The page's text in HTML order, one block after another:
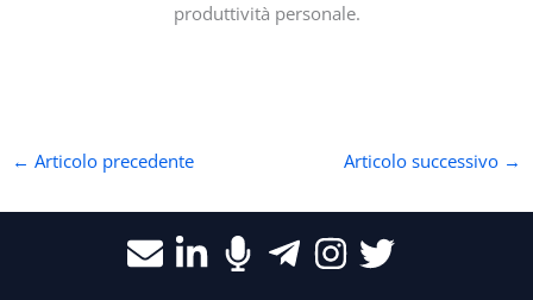
produttività personale.
← Articolo precedente Articolo successivo →